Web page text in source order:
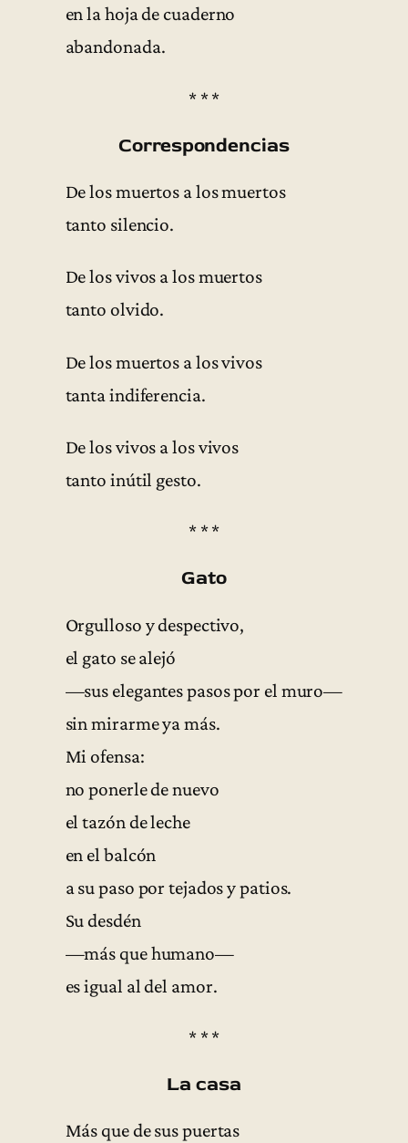
en la hoja de cuaderno
abandonada.
* * *
Correspondencias
De los muertos a los muertos
tanto silencio.
De los vivos a los muertos
tanto olvido.
De los muertos a los vivos
tanta indiferencia.
De los vivos a los vivos
tanto inútil gesto.
* * *
Gato
Orgulloso y despectivo,
el gato se alejó
—sus elegantes pasos por el muro—
sin mirarme ya más.
Mi ofensa:
no ponerle de nuevo
el tazón de leche
en el balcón
a su paso por tejados y patios.
Su desdén
—más que humano—
es igual al del amor.
* * *
La casa
Más que de sus puertas